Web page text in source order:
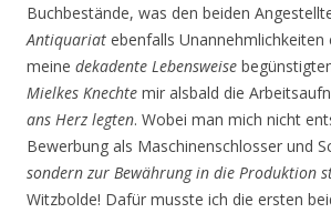
Buchbestände, was den beiden
Antiquariat ebenfalls Unannehmlichkeiten
meine dekadente Lebensweise
Mielkes Knechte mir alsbald die
ans Herz legten. Wobei man mich nicht
Bewerbung als Maschinenschlosser und
sondern zur Bewährung in die Produktion
Witzbolde! Dafür musste ich die ersten